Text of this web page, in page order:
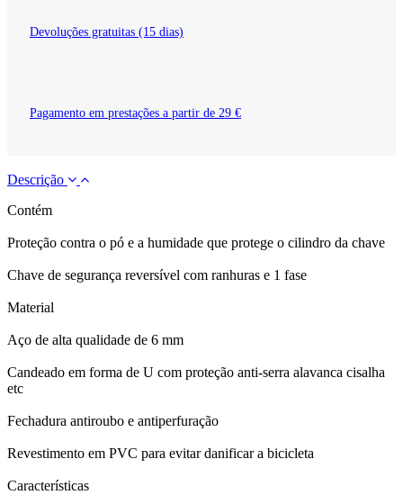
Devoluções gratuitas (15 dias)
Pagamento em prestações a partir de 29 €
Descrição
Contém
Proteção contra o pó e a humidade que protege o cilindro da chave
Chave de segurança reversível com ranhuras e 1 fase
Material
Aço de alta qualidade de 6 mm
Candeado em forma de U com proteção anti-serra alavanca cisalha
etc
Fechadura antiroubo e antiperfuração
Revestimento em PVC para evitar danificar a bicicleta
Características